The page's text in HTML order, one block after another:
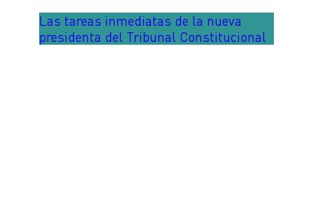
Las tareas inmediatas de la nueva
presidenta del Tribunal Constitucional